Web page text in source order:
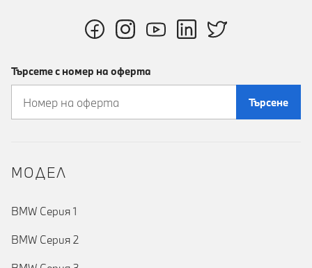
Търсете с номер на оферта
Търсене
MOДЕЛ
BMW Серия 1
BMW Серия 2